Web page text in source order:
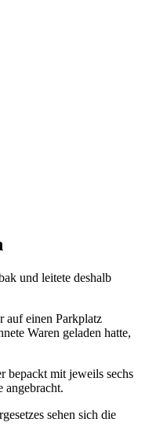
und leitete deshalb
auf einen Parkplatz
Waren geladen hatte,
bepackt mit jeweils sechs
angebracht.
sehen sich die